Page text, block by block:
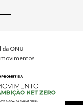
da ONU